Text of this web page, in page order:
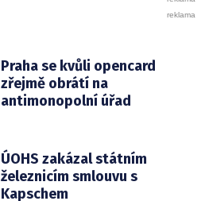
Praha se kvůli opencard
zřejmě obrátí na
antimonopolní úřad
ÚOHS zakázal státním
železnicím smlouvu s
Kapschem